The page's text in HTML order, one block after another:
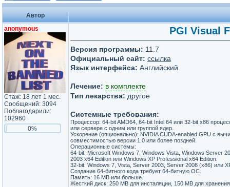
Автор
anonymous
Стаж: 18 лет 1 мес.
Сообщений: 3094
Поблагодарили:
102960
0%
PGI Visual
Версия программы: 11.7
Официальный сайт: ссылка
Язык интерфейса: Английский
Лечение: в комплекте
Тип лекарства: другое
Системные требования:
Процессор: 64-bit AMD64, 64-bit Intel 64 или 32-bit x86
или сервере с одним или группой ядер.
Ускорение (опционально): NVIDIA CUDA-enabled GPU с
совместимостью версии 1.0 или более поздней.
Операционные системы:
64-bit: Microsoft Windows 7, Windows Vista, Windows Server
2003 x64 Edition или Windows XP Professional x64 Edition.
32-bit: Windows 7, Vista, Server 2003, Server 2008 (x86) или
Создание 64-битного кода требует 64-битную ОС.
Память: 16 MB или больше.
Жесткий диск: 250 MB для инсталяции, 150 MB для